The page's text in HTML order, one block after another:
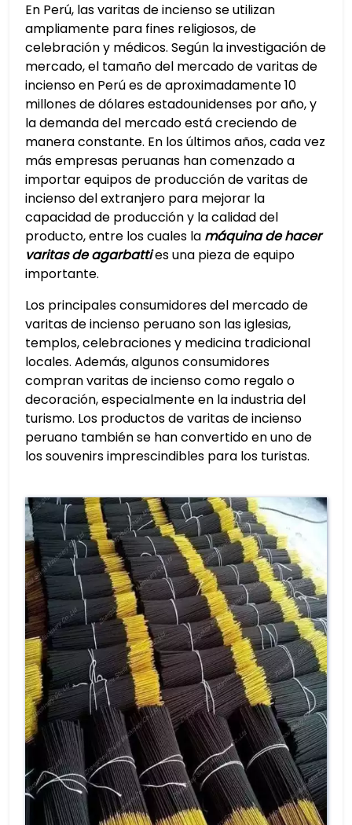
En Perú, las varitas de incienso se utilizan
ampliamente para fines religiosos, de
celebración y médicos. Según la investigación de
mercado, el tamaño del mercado de varitas de
incienso en Perú es de aproximadamente 10
millones de dólares estadounidenses por año, y
la demanda del mercado está creciendo de
manera constante. En los últimos años, cada vez
más empresas peruanas han comenzado a
importar equipos de producción de varitas de
incienso del extranjero para mejorar la
capacidad de producción y la calidad del
producto, entre los cuales la máquina de hacer
varitas de agarbatties una pieza de equipo
importante.
Los principales consumidores del mercado de
varitas de incienso peruano son las iglesias,
templos, celebraciones y medicina tradicional
locales. Además, algunos consumidores
compran varitas de incienso como regalo o
decoración, especialmente en la industria del
turismo. Los productos de varitas de incienso
peruano también se han convertido en uno de
los souvenirs imprescindibles para los turistas.